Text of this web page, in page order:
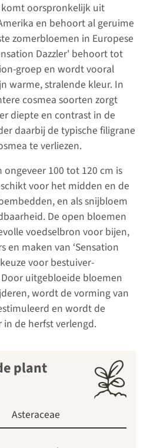
oorspronkelijk uit
en behoort al geruime
zomerbloemen in Europese
Dazzler' behoort tot
groep en wordt vooral
warme, stralende kleur. In
cosmea soorten zorgt
diepte en contrast in de
daarbij de typische filigrane
te verliezen.
100 tot 120 cm is
voor het midden en de
en als snijbloem
De open bloemen
voedselbron voor bijen,
en maken van ‘Sensation
voor bestuiver-
uitgebloeide bloemen
wordt de vorming van
en wordt de
de herfst verlengd.
plant
Asteraceae